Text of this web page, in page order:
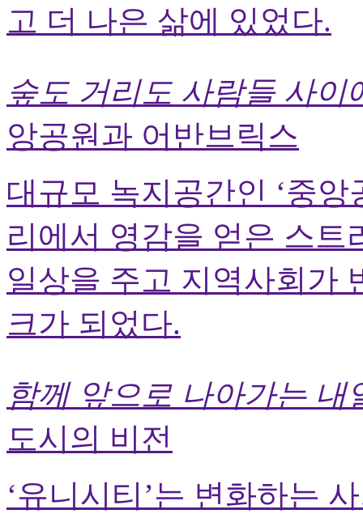
고 더 나은 삶에 있었다.
숲도 거리도 사람들 사이
앙공원과 어반브릭스
대규모 녹지공간인 ‘중앙
리에서 영감을 얻은 스트
일상을 주고 지역사회가
크가 되었다.
함께 앞으로 나아가는 내
도시의 비전
‘유니시티’는 변화하는